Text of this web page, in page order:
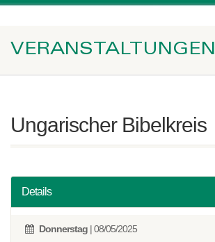
VERANSTALTUNGEN
Ungarischer Bibelkreis
Details
Donnerstag | 08/05/2025